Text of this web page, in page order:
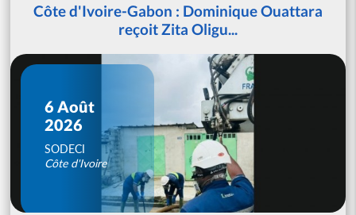
Côte d'Ivoire-Gabon : Dominique Ouattara
reçoit Zita Oligu...
6 Août
2026
SODECI
Côte d'Ivoire